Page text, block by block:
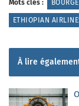
Mots clés :
ETHIOPIAN
À lire